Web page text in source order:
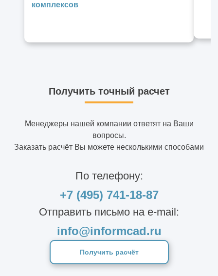
комплексов
Получить точный расчет
Менеджеры нашей компании ответят на Ваши
вопросы.
Заказать расчёт Вы можете несколькими способами
По телефону:
+7 (495) 741-18-87
Отправить письмо на e-mail:
info@informcad.ru
Получить расчёт